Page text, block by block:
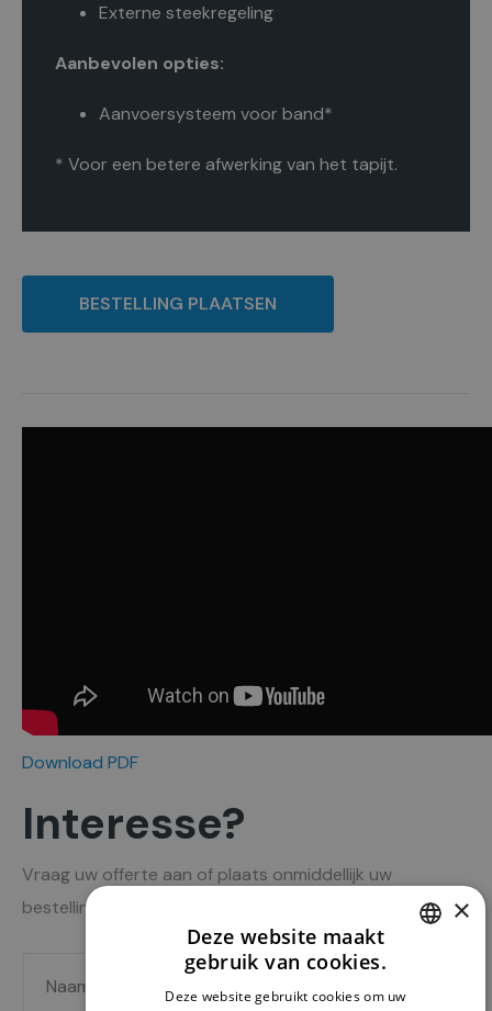
Externe steekregeling
Aanbevolen opties:
Aanvoersysteem voor band*
* Voor een betere afwerking van het tapijt.
BESTELLING PLAATSEN
Download PDF
Interesse?
Vraag uw offerte aan of plaats onmiddellijk uw
bestelling via onderstaand formulier.
B
e
ENGLISH
×
Deze website maakt
gebruik van cookies.
Deze website gebruikt cookies om uw